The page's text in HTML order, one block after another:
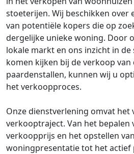
stoeterijen. Wij beschikken
van potentiële kopers die op
dergelijke unieke woning. Door
lokale markt en ons inzicht in de
komen kijken bij de verkoop van
paardenstallen, kunnen wij u
het verkoopproces.
Onze dienstverlening omvat het
verkooptraject. Van het bepalen
verkoopprijs en het opstellen
woningpresentatie tot het actief